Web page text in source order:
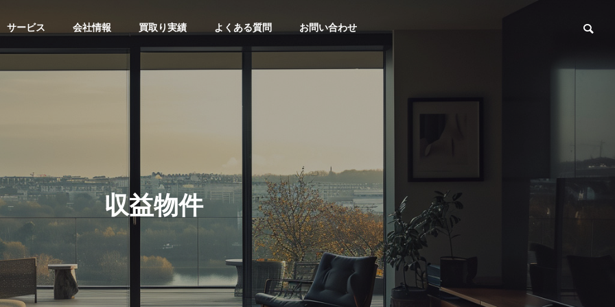
サービス 会社情報 買取り実績 よくある質問 お問い合わせ
収益物件